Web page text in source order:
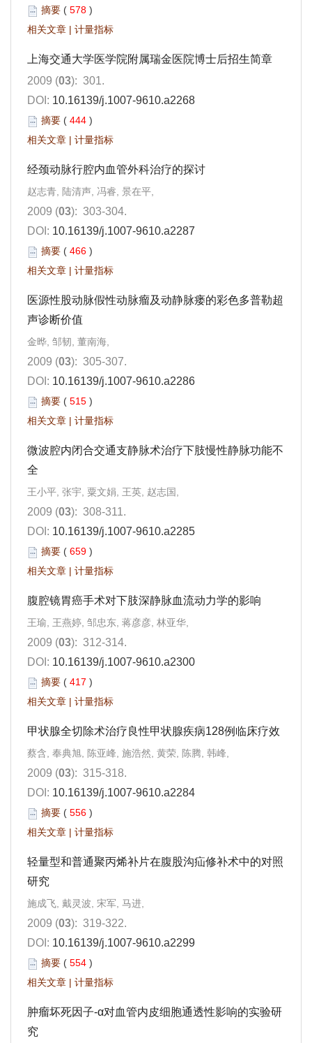
摘要 ( 578 )
相关文章 | 计量指标
上海交通大学医学院附属瑞金医院博士后招生简章
2009 (03): 301.
DOI: 10.16139/j.1007-9610.a2268
摘要 ( 444 )
相关文章 | 计量指标
经颈动脉行腔内血管外科治疗的探讨
赵志青, 陆清声, 冯睿, 景在平,
2009 (03): 303-304.
DOI: 10.16139/j.1007-9610.a2287
摘要 ( 466 )
相关文章 | 计量指标
医源性股动脉假性动脉瘤及动静脉瘘的彩色多普勒超
声诊断价值
金晔, 邹韧, 董南海,
2009 (03): 305-307.
DOI: 10.16139/j.1007-9610.a2286
摘要 ( 515 )
相关文章 | 计量指标
微波腔内闭合交通支静脉术治疗下肢慢性静脉功能不
全
王小平, 张宇, 粟文娟, 王英, 赵志国,
2009 (03): 308-311.
DOI: 10.16139/j.1007-9610.a2285
摘要 ( 659 )
相关文章 | 计量指标
腹腔镜胃癌手术对下肢深静脉血流动力学的影响
王瑜, 王燕婷, 邹忠东, 蒋彦彦, 林亚华,
2009 (03): 312-314.
DOI: 10.16139/j.1007-9610.a2300
摘要 ( 417 )
相关文章 | 计量指标
甲状腺全切除术治疗良性甲状腺疾病128例临床疗效
蔡含, 奉典旭, 陈亚峰, 施浩然, 黄荣, 陈腾, 韩峰,
2009 (03): 315-318.
DOI: 10.16139/j.1007-9610.a2284
摘要 ( 556 )
相关文章 | 计量指标
轻量型和普通聚丙烯补片在腹股沟疝修补术中的对照
研究
施成飞, 戴灵波, 宋军, 马进,
2009 (03): 319-322.
DOI: 10.16139/j.1007-9610.a2299
摘要 ( 554 )
相关文章 | 计量指标
肿瘤坏死因子-α对血管内皮细胞通透性影响的实验研
究